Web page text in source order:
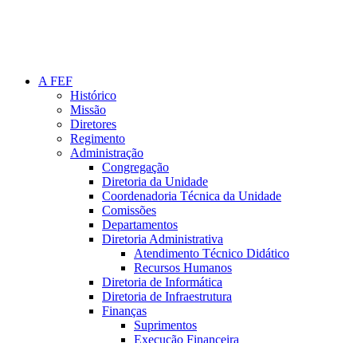
A FEF
Histórico
Missão
Diretores
Regimento
Administração
Congregação
Diretoria da Unidade
Coordenadoria Técnica da Unidade
Comissões
Departamentos
Diretoria Administrativa
Atendimento Técnico Didático
Recursos Humanos
Diretoria de Informática
Diretoria de Infraestrutura
Finanças
Suprimentos
Execução Financeira